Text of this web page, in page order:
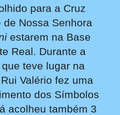
para a Cruz
Nossa Senhora
estarem na Base
Real. Durante a
teve lugar na
Valério fez uma
dos Símbolos
acolheu também 3